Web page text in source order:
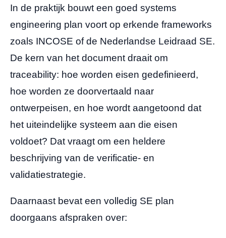
In de praktijk bouwt een goed systems
engineering plan voort op erkende frameworks
zoals INCOSE of de Nederlandse Leidraad SE.
De kern van het document draait om
traceability: hoe worden eisen gedefinieerd,
hoe worden ze doorvertaald naar
ontwerpeisen, en hoe wordt aangetoond dat
het uiteindelijke systeem aan die eisen
voldoet? Dat vraagt om een heldere
beschrijving van de verificatie- en
validatiestrategie.
Daarnaast bevat een volledig SE plan
doorgaans afspraken over: